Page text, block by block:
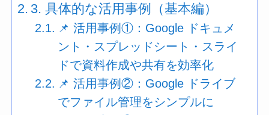
3. 具体的な活用事例（基本編）
📌 活用事例①：Google ドキュメ
ント・スプレッドシート・スライ
ドで資料作成や共有を効率化
📌 活用事例②：Google ドライブ
でファイル管理をシンプルに